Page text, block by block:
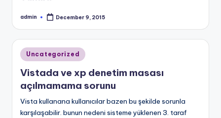
Posted
admin December 9, 2015
Posted
in
Uncategorized
Vistada ve xp denetim masası
açılmamama sorunu
Vista kullanana kullanıcılar bazen bu şekilde sorunla
karşılaşabilir. bunun nedeni sisteme yüklenen 3. taraf